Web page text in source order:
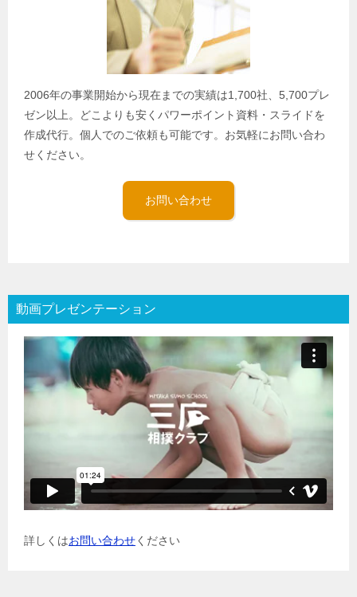
2006年の事業開始から現在までの実績は1,700社、5,700プレ
ゼン以上。どこよりも安くパワーポイント資料・スライドを
作成代行。個人でのご依頼も可能です。お気軽にお問い合わ
せください。
お問い合わせ
動画プレゼンテーション
詳しくはお問い合わせください